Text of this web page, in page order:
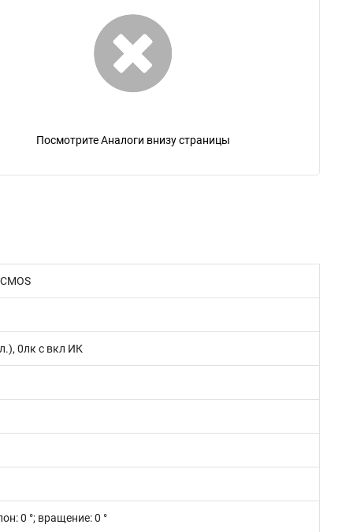
Посмотрите Аналоги внизу страницы
0лк с вкл ИК
0 °; вращение: 0 °